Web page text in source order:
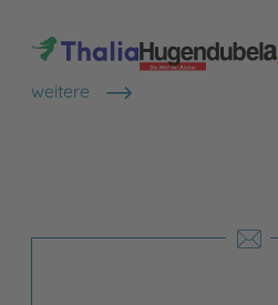
weitere
Shops anzeigen